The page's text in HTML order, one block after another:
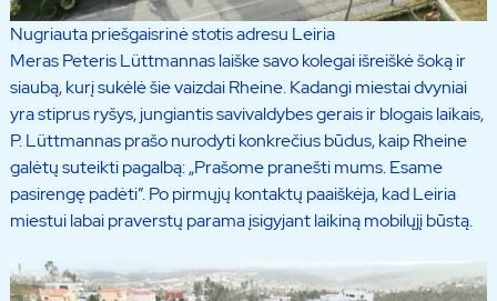
Nugriauta priešgaisrinė stotis adresu Leiria
Meras Peteris Lüttmannas laiške savo kolegai išreiškė šoką ir
siaubą, kurį sukėlė šie vaizdai Rheine. Kadangi miestai dvyniai
yra stiprus ryšys, jungiantis savivaldybes gerais ir blogais laikais,
P. Lüttmannas prašo nurodyti konkrečius būdus, kaip Rheine
galėtų suteikti pagalbą: „Prašome pranešti mums. Esame
pasirengę padėti”. Po pirmųjų kontaktų paaiškėja, kad Leiria
miestui labai praverstų parama įsigyjant laikiną mobilųjį būstą.